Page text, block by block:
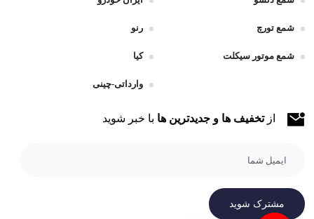
شمع تورچ
شمع موتور سیکلت
رنو
کیا
وارداتی-چینی
ازتخفیف ها و جدیدترین ها با خبر شوید
مشترک شوید